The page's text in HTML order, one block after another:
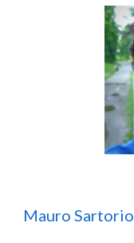
Mauro Sartorio